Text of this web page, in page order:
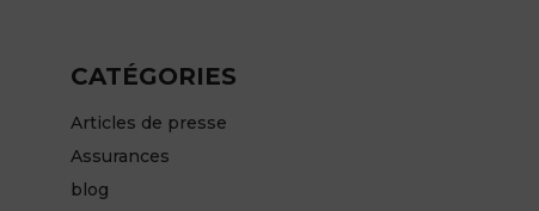
CATÉGORIES
Articles de presse
Assurances
blog